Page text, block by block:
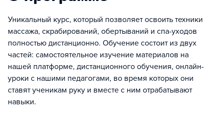
Уникальный курс, который позволяет освоить техники
массажа, скрабирований, обертываний и спа-уходов
полностью дистанционно. Обучение состоит из двух
частей: самостоятельное изучение материалов на
нашей платформе, дистанционного обучения, онлайн-
уроки с нашими педагогами, во время которых они
ставят ученикам руку и вместе с ним отрабатывают
навыки.